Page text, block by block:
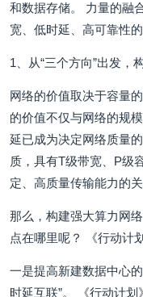
和数据存储。 力量的融
宽、低时延、高可靠性的
1、从“三个方向”出发，
网络的价值取决于容量
的价值不仅与网络的规
延已成为决定网络质量
质，具有T级带宽、P级
定、高质量传输能力的关
那么，构建强大算力网
点在哪里呢？ 《行动计
一是提高新建数据中心
时延互联”。 《行动计